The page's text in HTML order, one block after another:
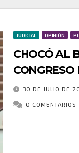
JUDICIAL OPINIÓN
CHOCÓ AL
CONGRESO
URGENTES
NACIONAL
30 DE JULIO DE
0 COMENTARIOS